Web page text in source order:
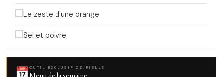
Le zeste d'une orange
Sel et poivre
📅 OUTIL EXCLUSIF DZIRIELLE
Menu de la semaine